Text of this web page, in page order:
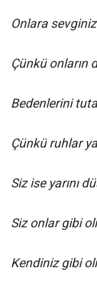
Onlara
Çünkü onların
Bedenlerini
Çünkü ruhlar
Siz ise yarını
Siz onlar gibi
Kendiniz gibi